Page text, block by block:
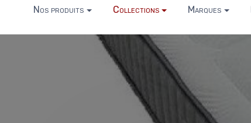
Nos produits Collections Marques